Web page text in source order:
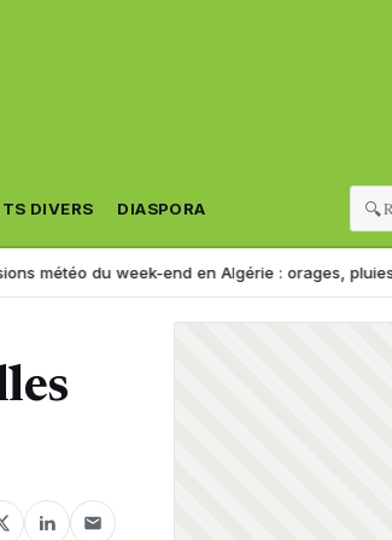
DIVERS DIASPORA 🔍
week-end en Algérie : orages, pluies et forte